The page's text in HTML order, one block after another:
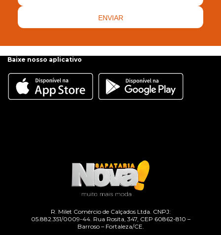
ENVIAR
Baixe nosso aplicativo
R. Milet Comércio de Calçados Ltda. CNPJ:
05.882.351/0009-44. Rua Rosita, 347, CEP 60862-810 –
Barroso – Fortaleza/CE.